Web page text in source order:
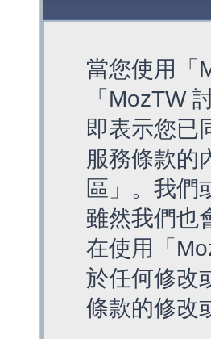
當您使用「
「MozTW
即表示您已
服務條款的
區」。我們
雖然我們也
在使用「
於任何修改
條款的修改